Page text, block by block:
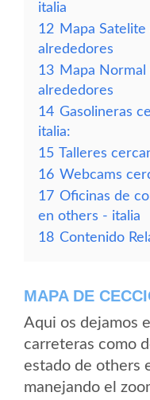
italia
12 Mapa
alrededores
13 Mapa Normal
alrededores
14 Gasolineras
italia:
15 Talleres
16 Webcams
17 Oficinas de
en others - italia
18 Contenido
MAPA DE
Aqui os dejamos
carreteras como
estado de others
manejando el